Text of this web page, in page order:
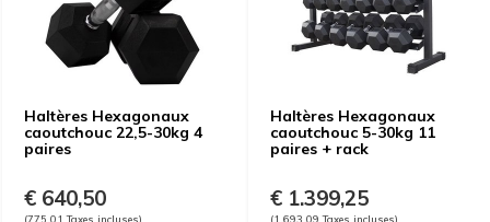
Haltères Hexagonaux
caoutchouc 22,5-30kg 4
paires
€ 640,50
(775,01 Taxes incluses)
Haltères Hexagonaux
caoutchouc 5-30kg 11
paires + rack
€ 1.399,25
(1.693,09 Taxes incluses)